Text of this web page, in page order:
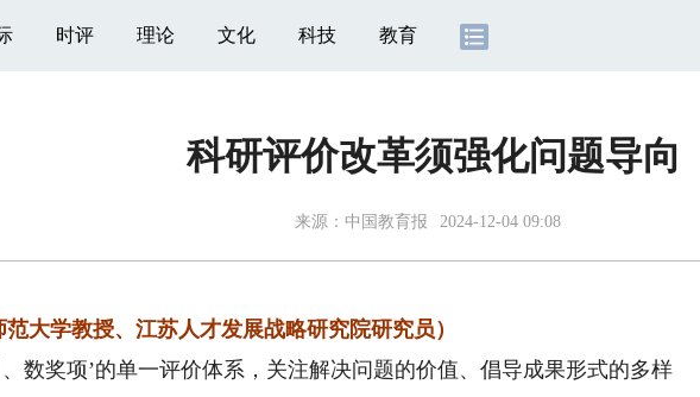
时评 理论 文化 科技 教育
科研评价改革须强化问题导向
来源： 中国教育报 2024-12-04 09:08
大学教授、江苏人才发展战略研究院研究员）
奖项’的单一评价体系，关注解决问题的价值、倡导成果形式的多样